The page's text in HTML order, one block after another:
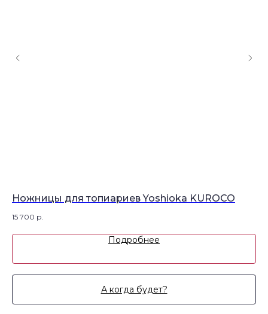
Ножницы для топиариев Yoshioka KUROCO
15 700 р.
Подробнее
А когда будет?